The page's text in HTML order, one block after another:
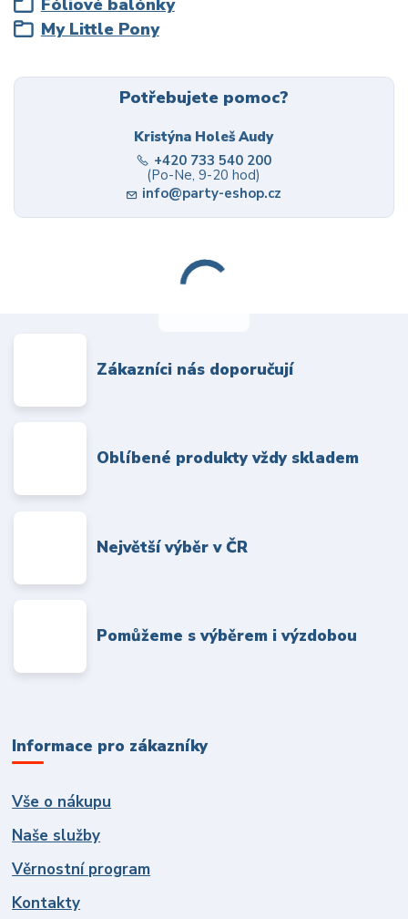
My Little Pony
Potřebujete pomoc?
Kristýna Holeš Audy
+420 733 540 200
(Po-Ne, 9-20 hod)
info@party-eshop.cz
Zákazníci nás doporučují
Oblíbené produkty vždy skladem
Největší výběr v ČR
Pomůžeme s výběrem i výzdobou
Informace pro zákazníky
Vše o nákupu
Naše služby
Věrnostní program
Kontakty